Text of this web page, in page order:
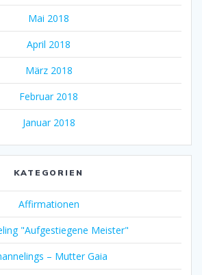
Mai 2018
April 2018
März 2018
Februar 2018
Januar 2018
KATEGORIEN
Affirmationen
"Aufgestiegene Meister"
– Mutter Gaia